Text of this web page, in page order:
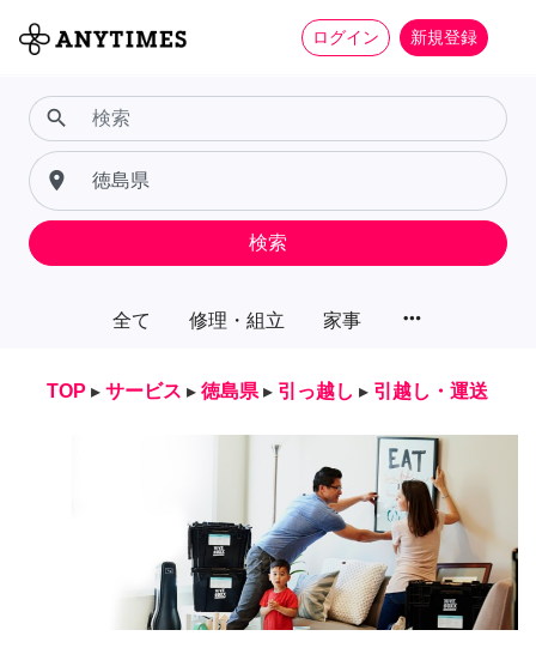
ログイン 新規登録
全て 修理・組立 家事 more_horiz
search
place
検索
TOP ▸ サービス ▸ 徳島県 ▸ 引っ越し ▸ 引越し・運送